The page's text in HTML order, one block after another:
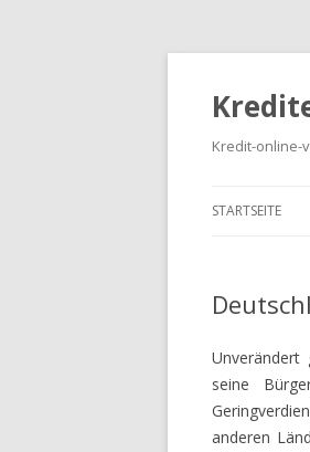
Kredit-online-
STARTSEITE
seine
anderen